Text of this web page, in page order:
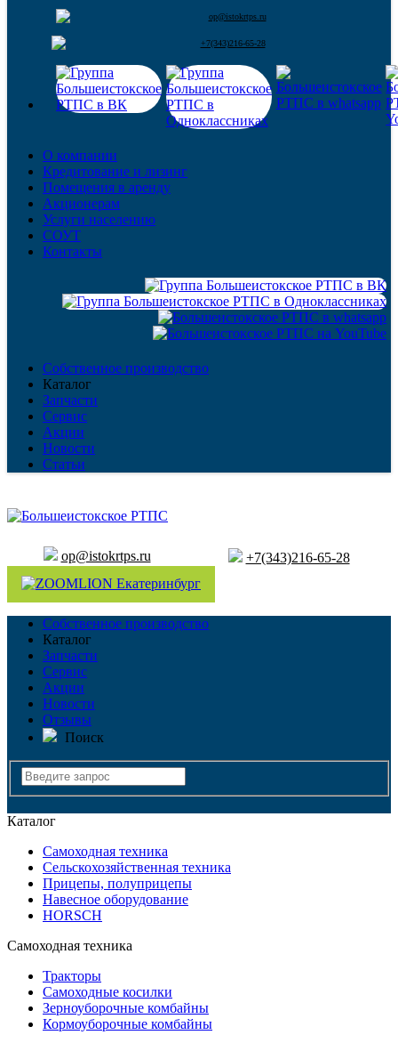
op@istokrtps.ru
+7(343)216-65-28
О компании
Кредитование и лизинг
Помещения в аренду
Акционерам
Услуги населению
СОУТ
Контакты
Собственное производство
Каталог
Запчасти
Сервис
Акции
Новости
Статьи
op@istokrtps.ru +7(343)216-65-28
Собственное производство
Каталог
Запчасти
Сервис
Акции
Новости
Отзывы
Поиск
Каталог
Самоходная техника
Сельскохозяйственная техника
Прицепы, полуприцепы
Навесное оборудование
HORSCH
Самоходная техника
Тракторы
Самоходные косилки
Зерноуборочные комбайны
Кормоуборочные комбайны